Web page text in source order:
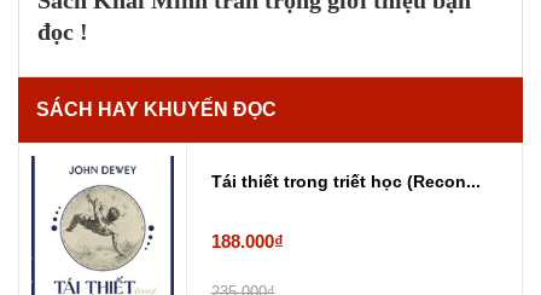
đọc !
SÁCH HAY KHUYẾN ĐỌC
Tái thiết trong triết học (Recon...
188.000₫